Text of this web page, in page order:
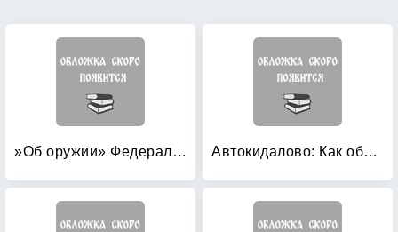
»Об оружии» Федеральный закон №150-ФЗ Автокидалово: Как обманывают автовладельца